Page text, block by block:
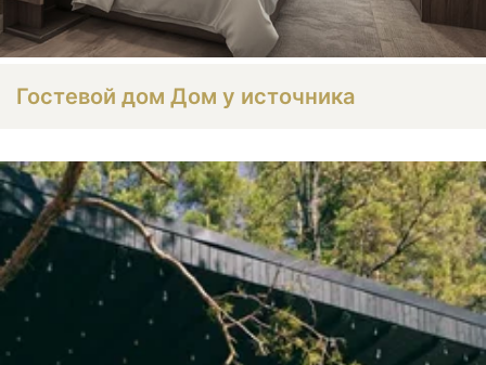
Гостевой дом Дом у источника